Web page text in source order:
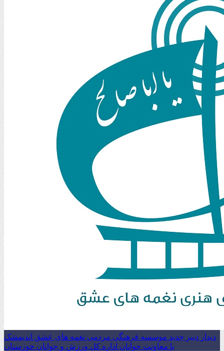
دیدار دبیر جدید موسسه فرهنگی مردمی نغمه های عشق اندیمشک
با معاونت جوانان اداره کل ورزش و جوانان خوزستان